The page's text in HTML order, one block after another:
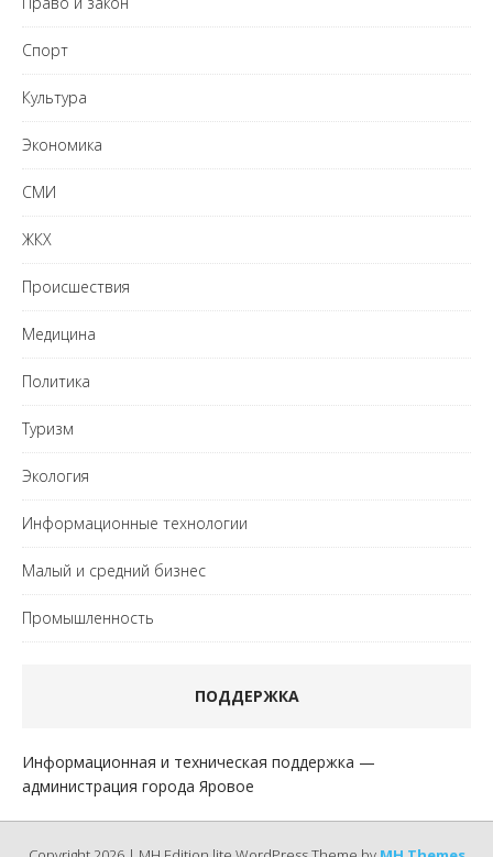
Спорт
Культура
Экономика
СМИ
ЖКХ
Происшествия
Медицина
Политика
Туризм
Экология
Информационные технологии
Малый и средний бизнес
Промышленность
ПОДДЕРЖКА
Информационная и техническая поддержка —
администрация города Яровое